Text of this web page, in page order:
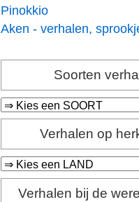
Pinokkio
Aken - verhalen,
Soorten
Verhalen op
Verhalen bij de